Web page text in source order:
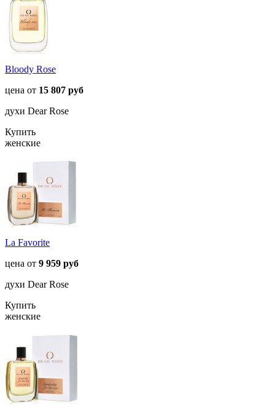
Bloody Rose
цена от 15 807 руб
духи Dear Rose
Купить
женские
La Favorite
цена от 9 959 руб
духи Dear Rose
Купить
женские